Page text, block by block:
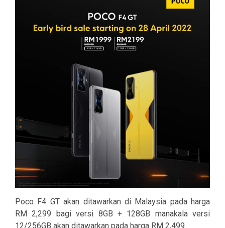
Poco F4 GT akan ditawarkan di Malaysia pada harga
RM 2,299 bagi versi 8GB + 128GB manakala versi
12/256GB akan ditawarkan pada harga RM 2,499.